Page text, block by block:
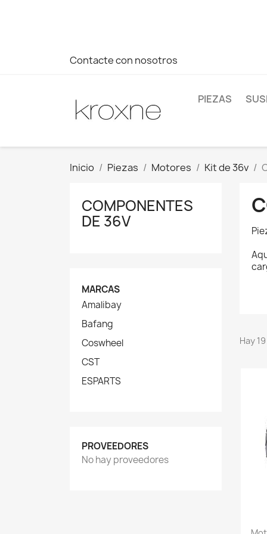
Contacte con nosotros
PIEZAS
Inicio Piezas Motores Kit de 36v
COMPONENTES
DE 36V
MARCAS
Amalibay
Bafang
Coswheel
CST
ESPARTS
PROVEEDORES
No hay proveedores
Hay